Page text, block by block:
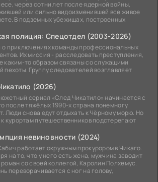
через сотни лет после ядерной войны,
или сильно видоизменившей все живое
В подземных убежищах, построенных
полиция: Спецотдел (2003-2026)
приключениях команды профессиональных
Их миссия - расследовать преступления,
каким-то образом связаны со служащими
пехоты. Группу следователей возглавляет
(2026)
сериал «След Чикатило» начинается с
после тяжёлых 1990-х страна понемногу
Люди снова едут отдыхать к Чёрному морю. Но
к курортам путешественников подстерегают
невиновности (2024)
работает окружным прокурором в Чикаго.
на то, что у него есть жена, мужчина заводит
со своей коллегой, Каролин Полхемус.
переворачивается с ног на голову,